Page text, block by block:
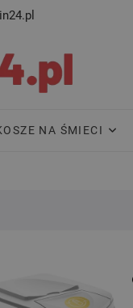
NA ŚMIECI